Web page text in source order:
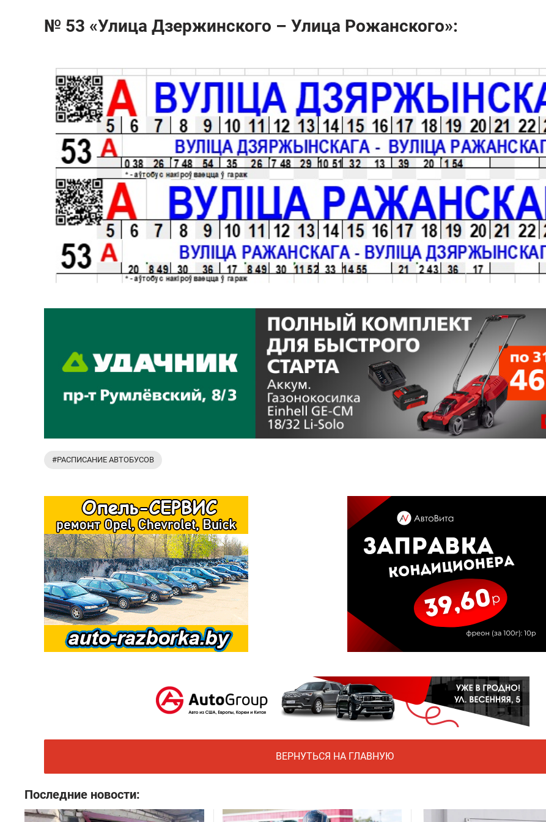
№ 53 «Улица Дзержинского – Улица Рожанского»:
#РАСПИСАНИЕ АВТОБУСОВ
ВЕРНУТЬСЯ НА ГЛАВНУЮ
Последние новости: